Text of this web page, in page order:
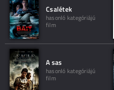
Csalétek
hasonló kategóriájú
film
A sas
hasonló kategóriájú
film